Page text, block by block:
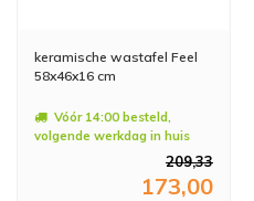
keramische wastafel Feel
58x46x16 cm
Vóór 14:00 besteld,
volgende werkdag in huis
209,33
173,00